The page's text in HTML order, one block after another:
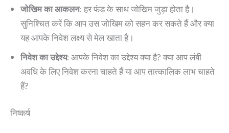
जोखिम का आकलन: हर फंड के साथ जोखिम जुड़ा होता है।
सुनिश्चित करें कि आप उस जोखिम को सहन कर सकते हैं और क्या
यह आपके निवेश लक्ष्य से मेल खाता है।
निवेश का उद्देश्य: आपके निवेश का उद्देश्य क्या है? क्या आप लंबी
अवधि के लिए निवेश करना चाहते हैं या आप तात्कालिक लाभ चाहते
हैं?
निष्कर्ष